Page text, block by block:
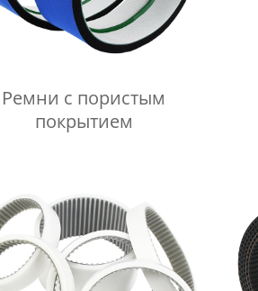
Ремни с пористым
покрытием